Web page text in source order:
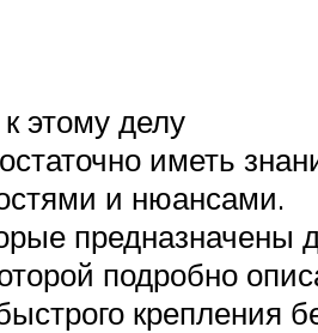
этому делу
иметь
и нюансами.
предназначены
подробно
крепления